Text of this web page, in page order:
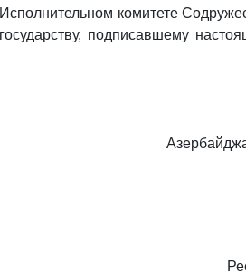
комитете
подписавшему